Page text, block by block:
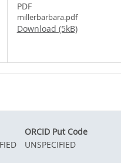
PDF
millerbarbara.pdf
Download (5kB)
ORCID Put Code
UNSPECIFIED